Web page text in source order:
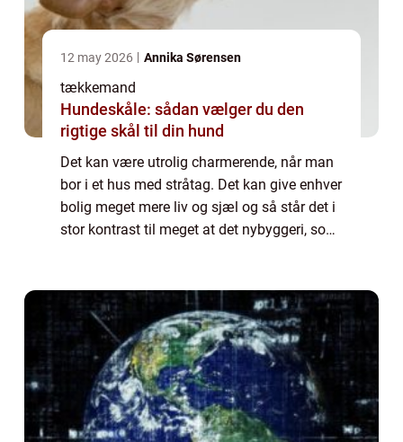
12 may 2026 Annika Sørensen
tækkemand
Hundeskåle: sådan vælger du den
rigtige skål til din hund
Det kan være utrolig charmerende, når man
bor i et hus med stråtag. Det kan give enhver
bolig meget mere liv og sjæl og så står det i
stor kontrast til meget at det nybyggeri, som